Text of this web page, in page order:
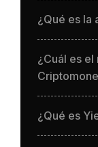
¿Qué es la
¿Cuál es
¿Qué es